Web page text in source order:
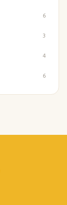
6
3
4
6